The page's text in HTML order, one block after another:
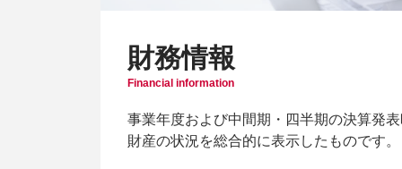
財務情報
Financial information
事業年度および中間期・四半期の決算発
財産の状況を総合的に表示したものです。